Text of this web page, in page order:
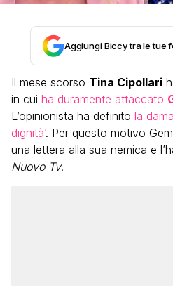
Aggiungi Biccy tra le tue
Il mese scorso Tina Cipollari
in cui ha duramente attaccato
L’opinionista ha definito la
dignità’. Per questo motivo
una lettera alla sua nemica e
Nuovo Tv.